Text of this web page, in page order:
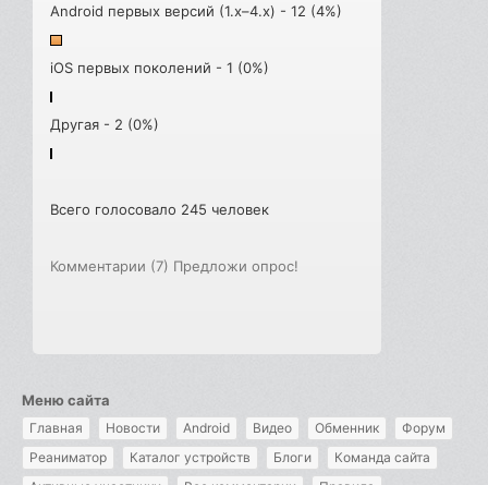
Android первых версий (1.x–4.x) - 12 (4%)
iOS первых поколений - 1 (0%)
Другая - 2 (0%)
Всего голосовало 245 человек
Комментарии (7) Предложи опрос!
Меню сайта
Главная Новости Android Видео Обменник
Форум
Реаниматор
Каталог устройств Блоги
Команда сайта